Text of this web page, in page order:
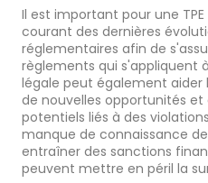
Il est important pour une
courant des dernières
réglementaires afin de
règlements qui s'appliquent
légale peut également aider
de nouvelles opportunités
potentiels liés à des
manque de connaissance
entraîner des sanctions
peuvent mettre en péril la